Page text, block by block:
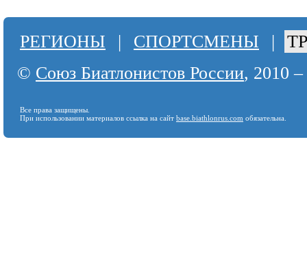
РЕГИОНЫ | СПОРТСМЕНЫ |
© Союз Биатлонистов России, 2010
Все права защищены.
При использовании материалов ссылка на сайт base.biathlonrus.com обязательна.